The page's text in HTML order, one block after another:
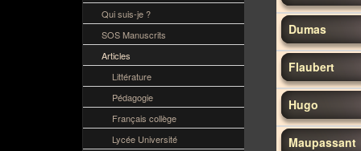
Qui suis-je ?
SOS Manuscrits
Articles
Littérature
Pédagogie
Français collège
Lycée Université
Dumas
Flaubert
Hugo
Maupassant